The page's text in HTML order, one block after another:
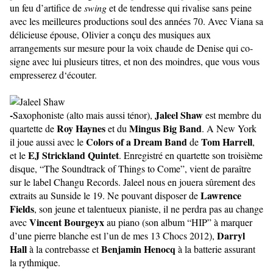
un feu d’artifice deswinget de tendresse qui rivalise sans peine
avec les meilleures productions soul des années 70. Avec Viana sa
délicieuse épouse, Olivier a conçu des musiques aux
arrangements sur mesure pour la voix chaude de Denise qui co-
signe avec lui plusieurs titres, et non des moindres, que vous vous
empresserez d‘écouter.
-Saxophoniste (alto mais aussi ténor), Jaleel Shawest membre du
quartette deRoy Hayneset du Mingus Big Band. A New York
il joue aussi avec leColors of a Dream BanddeTom Harrell,
et leEJ Strickland Quintet. Enregistré en quartette son troisième
disque, “The Soundtrack of Things to Come”, vient de paraître
sur le label Changu Records. Jaleel nous en jouera sûrement des
extraits au Sunside le 19. Ne pouvant disposer deLawrence
Fields, son jeune et talentueux pianiste, il ne perdra pas au change
avecVincent Bourgeyxau piano (son album “HIP” à marquer
d’une pierre blanche est l’un de mes 13 Chocs 2012), Darryl
Hallà la contrebasse etBenjamin Henocq à la batterie assurant
la rythmique.